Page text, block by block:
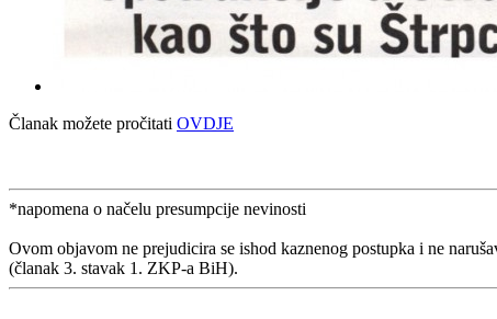
Članak možete pročitati OVDJE
*napomena o načelu presumpcije nevinosti
Ovom objavom ne prejudicira se ishod kaznenog postupka i ne
(članak 3. stavak 1. ZKP-a BiH).